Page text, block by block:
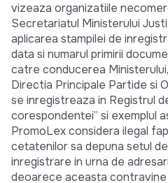
vizeaza organizatiile
Secretariatul Ministerului
aplicarea stampilei de
data si numarul primirii
catre conducerea
Directia Principale Partide si
se inregistreaza in Registrul
corespondentei” si exemplul
PromoLex considera ilegal
cetatenilor sa depuna setul
inregistrare in urna de
deoarece aceasta